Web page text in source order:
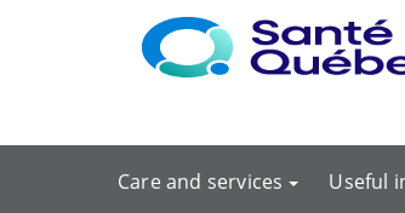
Skip to main content
Care and services Useful